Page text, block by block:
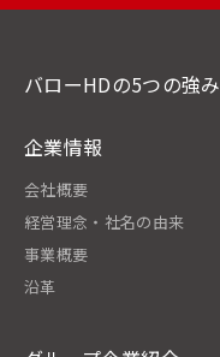
バローHDの5つの強み
企業情報
会社概要
経営理念・社名の由来
事業概要
沿革